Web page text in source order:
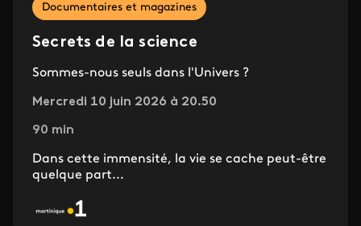
Documentaires et magazines
Secrets de la science
Sommes-nous seuls dans l'Univers ?
Mercredi 10 juin 2026 à 20.50
90 min
Dans cette immensité, la vie se cache peut-être
quelque part...